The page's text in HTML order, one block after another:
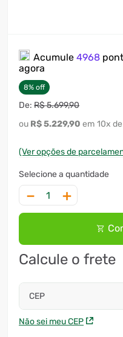
Acumule 4968
agora
8% off
R$5.699,90
R$5.229,90 10x
(Ver opções de
＋
－
Calcule o frete
CEP
Não sei meu CEP